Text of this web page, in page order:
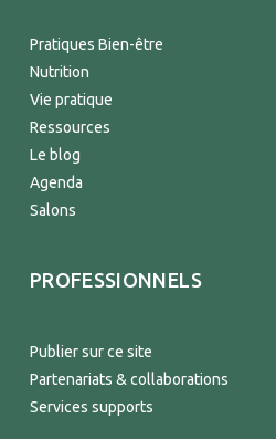
Pratiques Bien-être
Nutrition
Vie pratique
Ressources
Le blog
Agenda
Salons
PROFESSIONNELS
Publier sur ce site
Partenariats & collaborations
Services supports